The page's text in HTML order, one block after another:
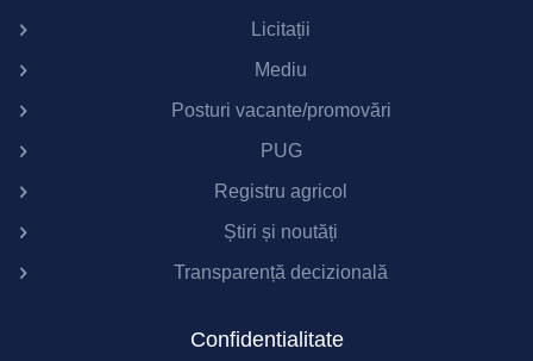
Licitații
Mediu
Posturi vacante/promovări
PUG
Registru agricol
Știri și noutăți
Transparență decizională
Confidentialitate